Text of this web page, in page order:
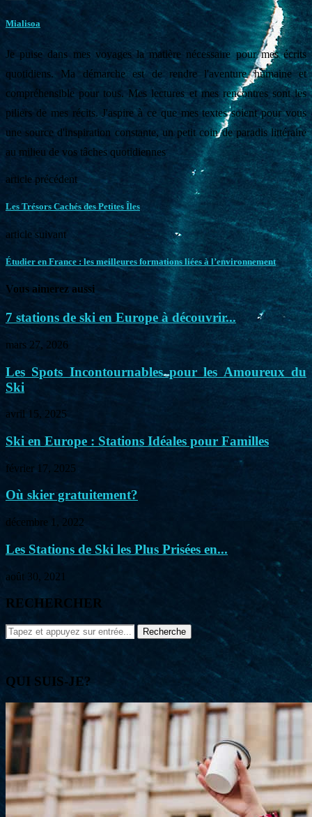
Mialisoa
Je puise dans mes voyages la matière nécessaire pour mes écrits
quotidiens. Ma démarche est de rendre l'aventure humaine et
compréhensible pour tous. Mes lectures et mes rencontres sont les
piliers de mes récits. J'aspire à ce que mes textes soient pour vous
une source d'inspiration constante, un petit coin de paradis littéraire
au milieu de vos tâches quotidiennes
article précédent
Les Trésors Cachés des Petites Îles
article suivant
Étudier en France : les meilleures formations liées à l’environnement
Vous aimerez aussi
7 stations de ski en Europe à découvrir...
mars 27, 2026
Les Spots Incontournables pour les Amoureux du
Ski
avril 15, 2025
Ski en Europe : Stations Idéales pour Familles
février 17, 2025
Où skier gratuitement?
décembre 1, 2022
Les Stations de Ski les Plus Prisées en...
août 30, 2021
RECHERCHER
QUI SUIS-JE?